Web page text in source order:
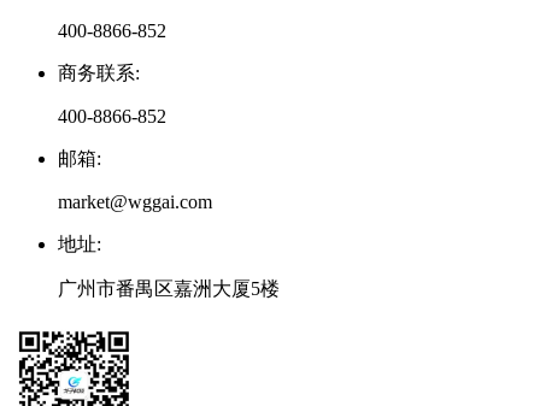
400-8866-852
商务联系:
400-8866-852
邮箱:
market@wggai.com
地址:
广州市番禺区嘉洲大厦5楼